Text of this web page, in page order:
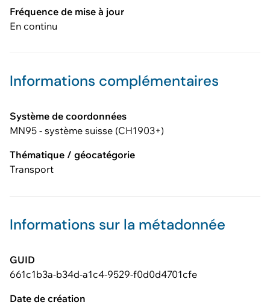
Fréquence de mise à jour
En continu
Informations complémentaires
Système de coordonnées
MN95 - système suisse (CH1903+)
Thématique / géocatégorie
Transport
Informations sur la métadonnée
GUID
661c1b3a-b34d-a1c4-9529-f0d0d4701cfe
Date de création